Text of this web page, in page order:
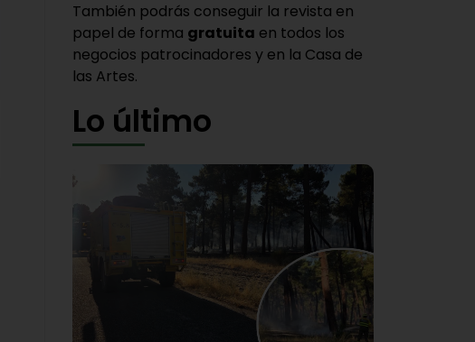
También podrás conseguir la revista en
papel de forma gratuita en todos los
negocios patrocinadores y en la Casa de
las Artes.
Lo último